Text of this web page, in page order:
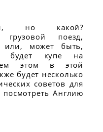
но какой?
грузовой поезд,
или, может быть,
будет купе на
этом в этой
будет несколько
советов для
Англию